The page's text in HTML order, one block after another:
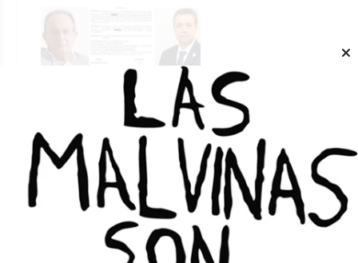
Con un cargo en la Legislatura,
Eduardo Cabello aseguró el voto de
UPCN en la elección de CGT
DANIEL G. SOLAR Locales 05/08/2026